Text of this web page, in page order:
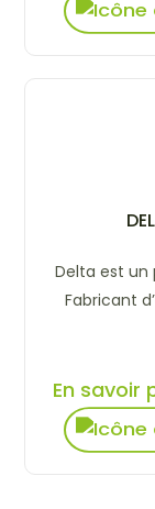
Delta est un
Fabricant
En savoir